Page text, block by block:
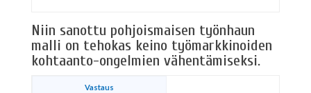
Niin sanottu pohjoismaisen työnhaun
malli on tehokas keino työmarkkinoiden
kohtaanto-ongelmien vähentämiseksi.
Vastaus